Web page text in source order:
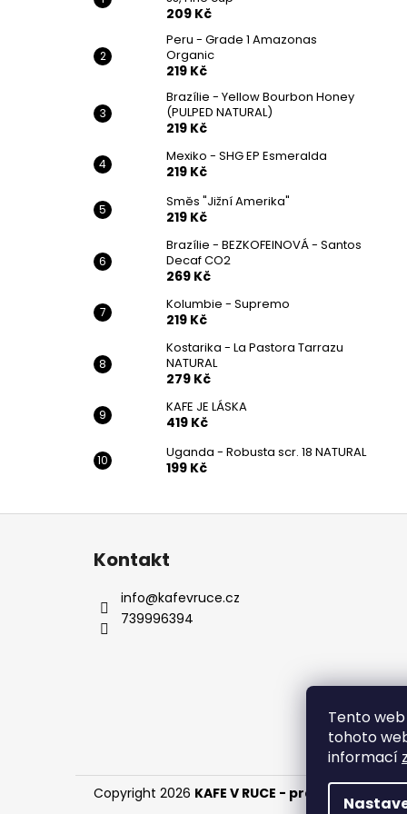
Tento
tohoto
informací
209 Kč
Peru - Grade 1 Amazonas
Organic
219 Kč
Brazílie - Yellow Bourbon Honey
(PULPED NATURAL)
219 Kč
Mexiko - SHG EP Esmeralda
219 Kč
Směs "Jižní Amerika"
219 Kč
Brazílie - BEZKOFEINOVÁ - Santos
Decaf CO2
269 Kč
Kolumbie - Supremo
219 Kč
Kostarika - La Pastora Tarrazu
NATURAL
279 Kč
KAFE JE LÁSKA
419 Kč
Uganda - Robusta scr. 18 NATURAL
199 Kč
Kontakt
info@kafevruce.cz
739996394
Copyright 2026 KAFE V RUCE - pražírna